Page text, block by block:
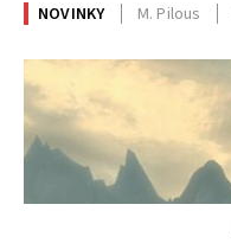
NOVINKY M. Pilous